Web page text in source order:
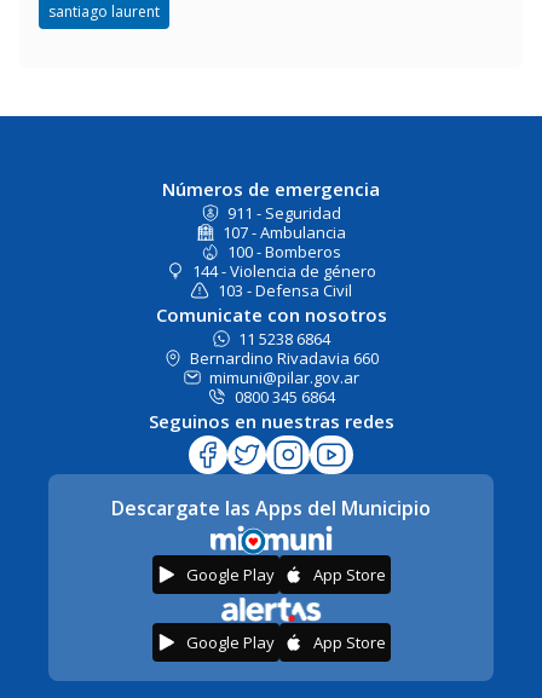
santiago laurent
Números de emergencia
911 - Seguridad
107 - Ambulancia
100 - Bomberos
144 - Violencia de género
103 - Defensa Civil
Comunicate con nosotros
11 5238 6864
Bernardino Rivadavia 660
mimuni@pilar.gov.ar
0800 345 6864
Seguinos en nuestras redes
Descargate las Apps del Municipio
Google Play App Store
Google Play App Store